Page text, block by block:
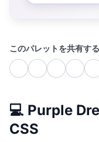
このパレットを共有する
💻 Purple
CSS